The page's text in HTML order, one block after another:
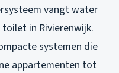
vangt water
in Rivierenwijk.
systemen die
appartementen tot